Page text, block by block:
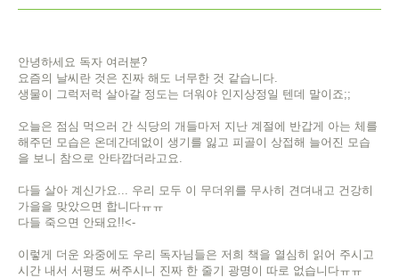
안녕하세요 독자 여러분?
요즘의 날씨란 것은 진짜 해도 너무한 것 같습니다.
생물이 그럭저럭 살아갈 정도는 더워야 인지상정일 텐데 말이죠;;
오늘은 점심 먹으러 간 식당의 개들마저 지난 계절에 반갑게 아는 체를
해주던 모습은 온데간데없이 생기를 잃고 피골이 상접해 늘어진 모습
을 보니 참으로 안타깝더라고요.
다들 살아 계신가요... 우리 모두 이 무더위를 무사히 견뎌내고 건강히
가을을 맞았으면 합니다ㅠㅠ
다들 죽으면 안돼요!!<-
이렇게 더운 와중에도 우리 독자님들은 저희 책을 열심히 읽어 주시고
시간 내서 서평도 써주시니 진짜 한 줄기 광명이 따로 없습니다ㅠㅠ